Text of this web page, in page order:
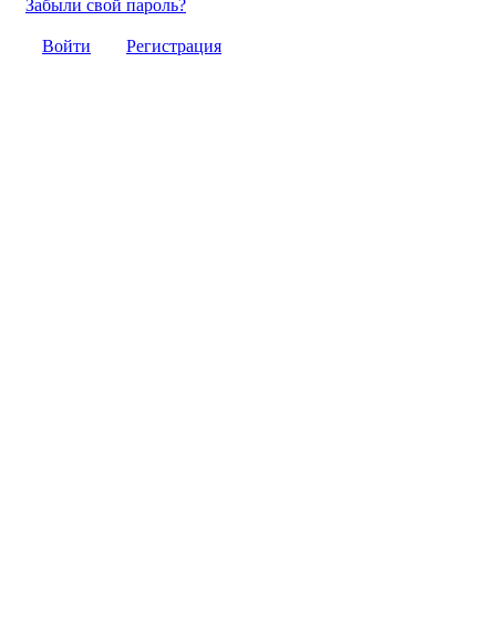
Забыли свой пароль?
Войти Регистрация